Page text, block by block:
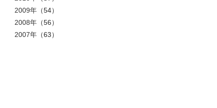
2009年 （54）
2008年 （56）
2007年 （63）